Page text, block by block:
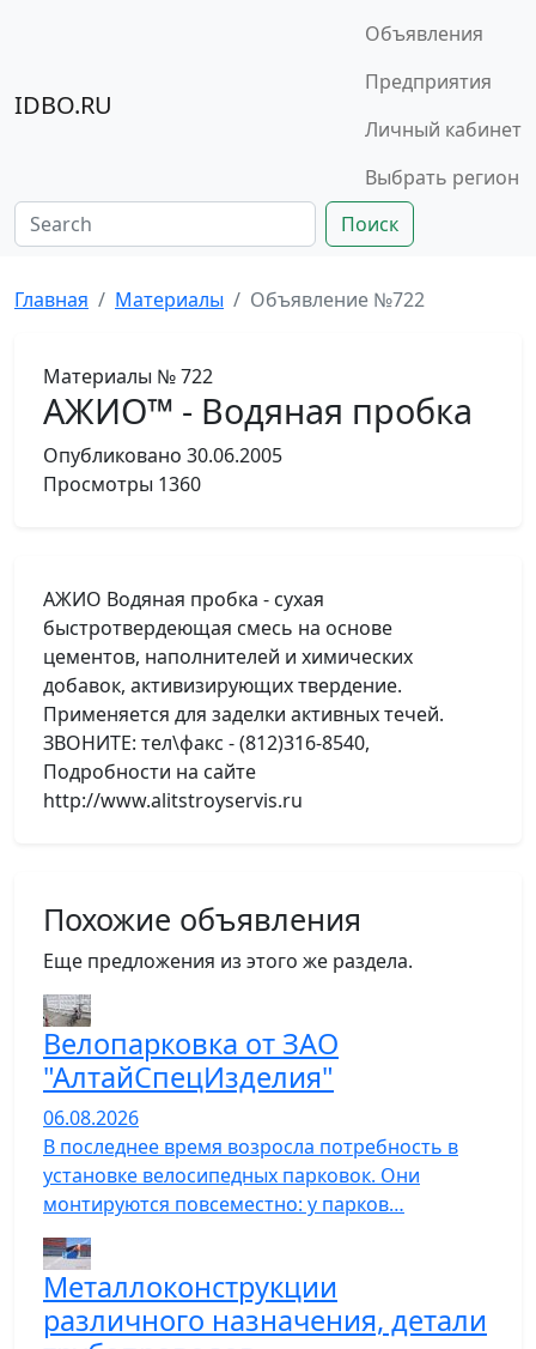
IDBO.RU
Объявления
Предприятия
Личный кабинет
Выбрать регион
Поиск
Главная Материалы Объявление №722
Материалы № 722
АЖИО™ - Водяная пробка
Опубликовано 30.06.2005
Просмотры 1360
АЖИО Водяная пробка - сухая
быстротвердеющая смесь на основе
цементов, наполнителей и химических
добавок, активизирующих твердение.
Применяется для заделки активных течей.
ЗВОНИТЕ: тел\факс - (812)316-8540,
Подробности на сайте
http://www.alitstroyservis.ru
Похожие объявления
Еще предложения из этого же раздела.
Велопарковка от ЗАО
"АлтайСпецИзделия"
06.08.2026
В последнее время возросла потребность в
установке велосипедных парковок. Они
монтируются повсеместно: у парков…
Металлоконструкции
различного назначения, детали